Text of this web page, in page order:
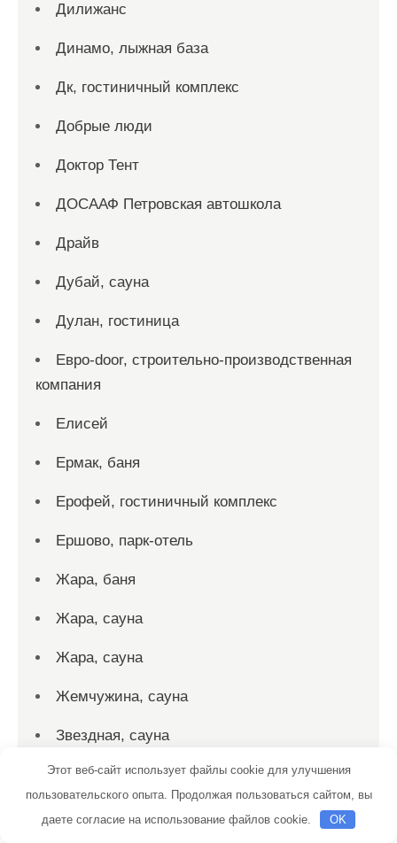
Дилижанс
Динамо, лыжная база
Дк, гостиничный комплекс
Добрые люди
Доктор Тент
ДОСААФ Петровская автошкола
Драйв
Дубай, сауна
Дулан, гостиница
Евро-door, строительно-производственная
компания
Елисей
Ермак, баня
Ерофей, гостиничный комплекс
Ершово, парк-отель
Жара, баня
Жара, сауна
Жара, сауна
Жемчужина, сауна
Звездная, сауна
Звёздное Небо, сауна
Золотой Оазис, сауна
Этот веб-сайт использует файлы cookie для улучшения
пользовательского опыта. Продолжая пользоваться сайтом, вы
даете согласие на использование файлов cookie.
OK